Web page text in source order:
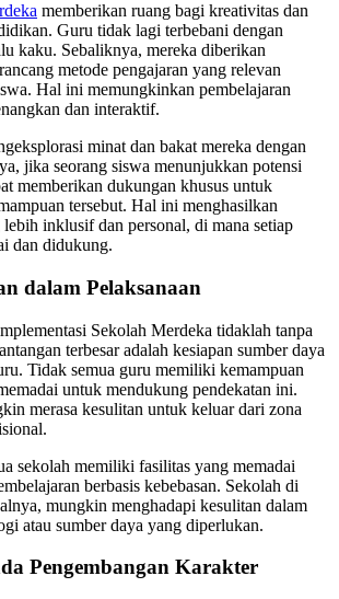
memberikan ruang bagi kreativitas dan
Guru tidak lagi terbebani dengan
kaku. Sebaliknya, mereka diberikan
metode pengajaran yang relevan
Hal ini memungkinkan pembelajaran
dan interaktif.
minat dan bakat mereka dengan
jika seorang siswa menunjukkan potensi
memberikan dukungan khusus untuk
tersebut. Hal ini menghasilkan
lebih inklusif dan personal, di mana setiap
dan didukung.
dalam Pelaksanaan
Sekolah Merdeka tidaklah tanpa
terbesar adalah kesiapan sumber daya
Tidak semua guru memiliki kemampuan
untuk mendukung pendekatan ini.
merasa kesulitan untuk keluar dari zona
sekolah memiliki fasilitas yang memadai
berbasis kebebasan. Sekolah di
mungkin menghadapi kesulitan dalam
atau sumber daya yang diperlukan.
Pengembangan Karakter